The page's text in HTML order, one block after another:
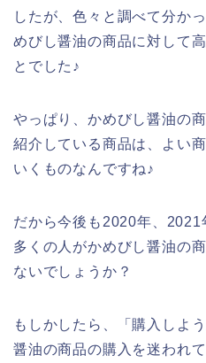
したが、色々と調べて分か
めびし醤油の商品に対して
とでした♪
やっぱり、かめびし醤油の
紹介している商品は、よい
いくものなんですね♪
だから今後も2020年、
多くの人がかめびし醤油の
ないでしょうか？
もしかしたら、「購入しよ
醤油の商品の購入を迷われ